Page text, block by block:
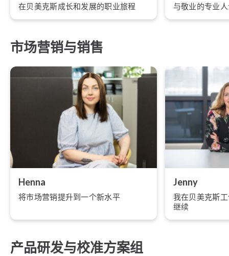
在贝美克斯成长和发展的职业旅程 与敬业的专业
市场营销与销售
Henna
将市场营销提升到一个新水平
Jenny
我在贝美克斯
继续
产品研发与校准方案组